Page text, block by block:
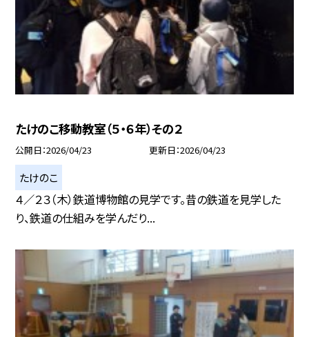
たけのこ移動教室（５・６年）その２
公開日 2026/04/23 更新日 2026/04/23
たけのこ
４／２３（木）鉄道博物館の見学です。昔の鉄道を見学した
り、鉄道の仕組みを学んだり...